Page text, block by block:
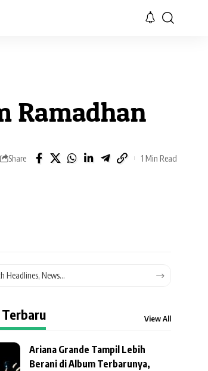
Ramadhan
Share 1 Min Read
View All
Ariana Grande Tampil Lebih
Berani di Album Terbarunya,